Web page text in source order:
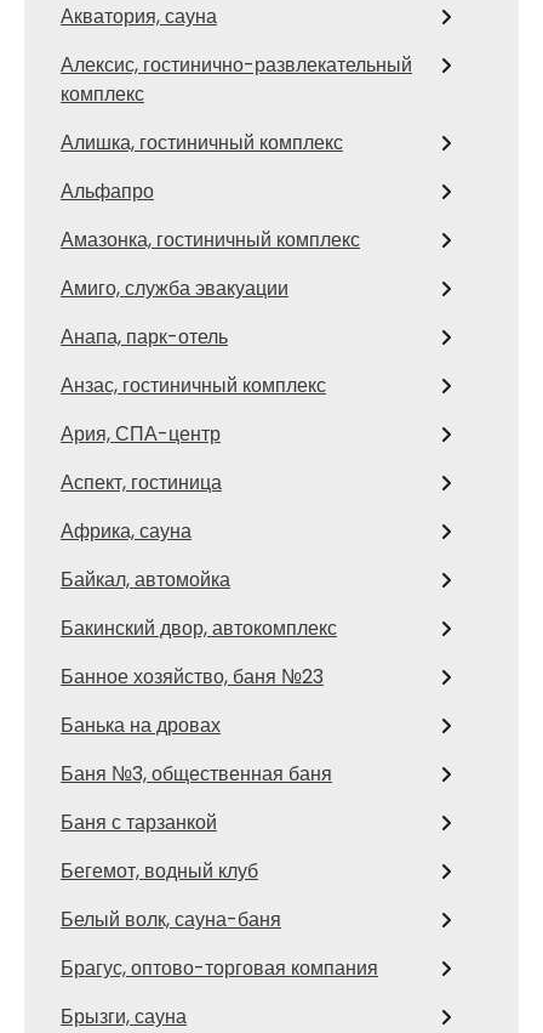
Акватория, сауна
Алексис, гостинично-развлекательный
комплекс
Алишка, гостиничный комплекс
Альфапро
Амазонка, гостиничный комплекс
Амиго, служба эвакуации
Анапа, парк-отель
Анзас, гостиничный комплекс
Ария, СПА-центр
Аспект, гостиница
Африка, сауна
Байкал, автомойка
Бакинский двор, автокомплекс
Банное хозяйство, баня №23
Банька на дровах
Баня №3, общественная баня
Баня с тарзанкой
Бегемот, водный клуб
Белый волк, сауна-баня
Брагус, оптово-торговая компания
Брызги, сауна